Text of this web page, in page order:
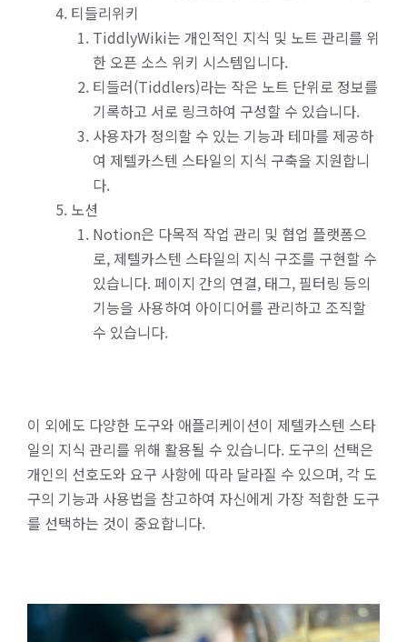
티들리위키
TiddlyWiki는 개인적인 지식 및 노트 관리를 위
한 오픈 소스 위키 시스템입니다.
티들러(Tiddlers)라는 작은 노트 단위로 정보를
기록하고 서로 링크하여 구성할 수 있습니다.
사용자가 정의할 수 있는 기능과 테마를 제공하
여 제텔카스텐 스타일의 지식 구축을 지원합니
다.
노션
Notion은 다목적 작업 관리 및 협업 플랫폼으
로, 제텔카스텐 스타일의 지식 구조를 구현할 수
있습니다. 페이지 간의 연결, 태그, 필터링 등의
기능을 사용하여 아이디어를 관리하고 조직할
수 있습니다.
이 외에도 다양한 도구와 애플리케이션이 제텔카스텐 스타
일의 지식 관리를 위해 활용될 수 있습니다. 도구의 선택은
개인의 선호도와 요구 사항에 따라 달라질 수 있으며, 각 도
구의 기능과 사용법을 참고하여 자신에게 가장 적합한 도구
를 선택하는 것이 중요합니다.